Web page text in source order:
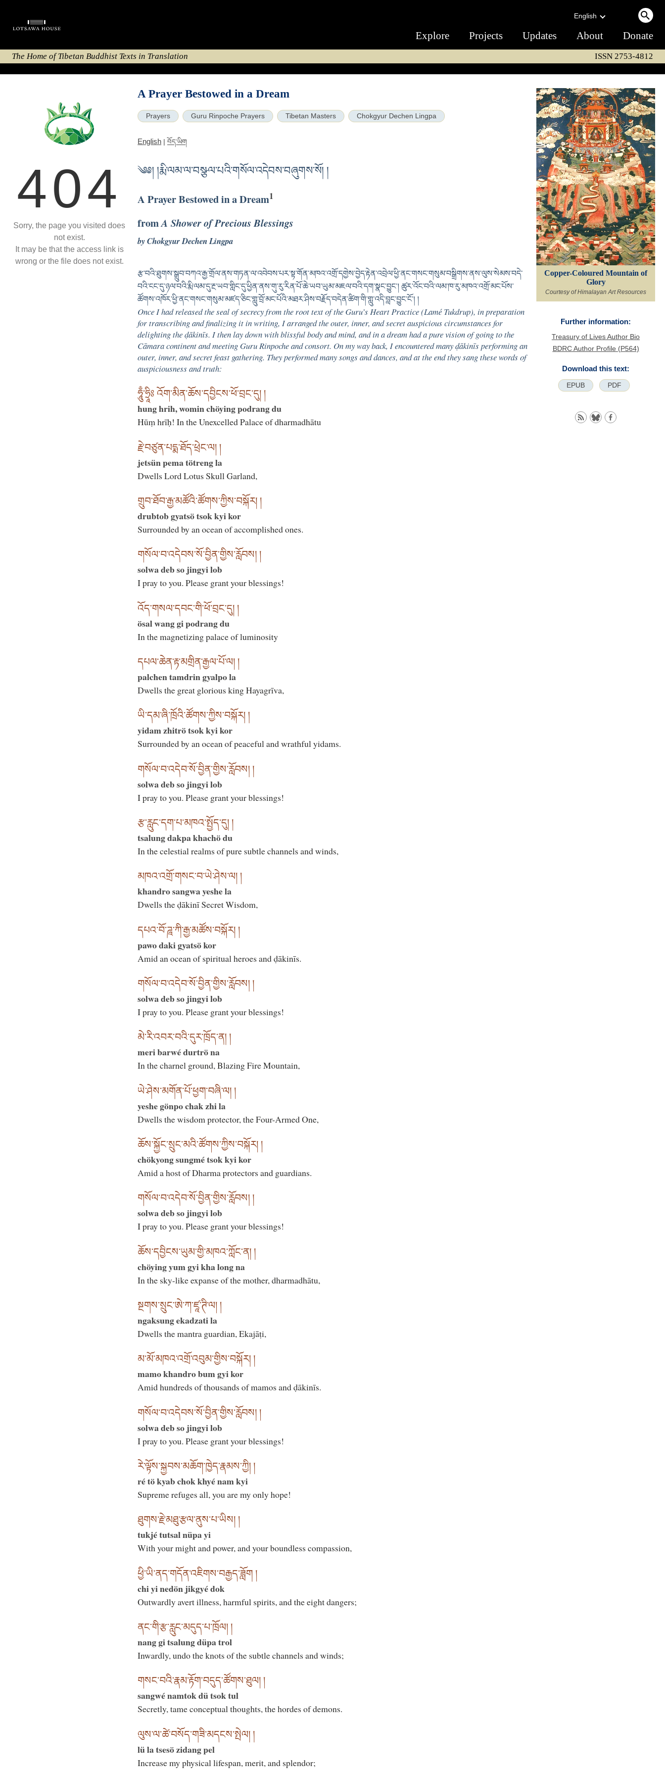
English
Explore Projects Updates About Donate
The Home of Tibetan Buddhist Texts in Translation ISSN 2753-4812
404
Sorry, the page you visited does
not exist.
It may be that the access link is
wrong or the file does not exist.
A Prayer Bestowed in a Dream
Prayers Guru Rinpoche Prayers Tibetan Masters Chokgyur Dechen Lingpa
English | བོད་ཡིག
༄༅། །རྨི་ལམ་ལ་བསྩལ་པའི་གསོལ་འདེབས་བཞུགས་སོ། །
A Prayer Bestowed in a Dream1
fromA Shower of Precious Blessings
by Chokgyur Dechen Lingpa
རྩ་བའི་ཐུགས་སྒྲུབ་བཀའ་རྒྱ་གྲོལ་ནས་གཏན་ལ་འབེབས་པར་སྟ་གོན་མཁའ་འགྲོ་དགྱེས་བྱེད་རྟེན་འབྲེལ་ཕྱི་ནང་གསང་གསུམ་བསྒྲིགས་ནས་ལུས་སེམས་བདེ་
བའི་ངང་དུ་ཉལ་བའི་རྨི་ལམ་དུ་རྔ་ཡབ་གླིང་དུ་ཕྱིན་ནས་གུ་རུ་རིན་པོ་ཆེ་ཡབ་ཡུམ་མཇལ་བའི་དག་སྣང་བྱུང་། ཚུར་འོང་བའི་ལམ་ཁ་རུ་མཁའ་འགྲོ་མང་པོས་
ཚོགས་འཁོར་ཕྱི་ནང་གསང་གསུམ་མཛད་ཅིང་གླུ་བྲོ་མང་པོའི་མཐར་ཤིས་བརྗོད་བདེན་ཚིག་གི་གླུ་འདི་བླང་བྱུང་ངོ་། །
Once I had released the seal of secrecy from the root text of the Guru’s Heart Practice (Lamé Tukdrup), in preparation
for transcribing and finalizing it in writing, I arranged the outer, inner, and secret auspicious circumstances for
delighting the ḍākinīs. I then lay down with blissful body and mind, and in a dream had a pure vision of going to the
Cāmara continent and meeting Guru Rinpoche and consort. On my way back, I encountered many ḍākinīs performing an
outer, inner, and secret feast gathering. They performed many songs and dances, and at the end they sang these words of
auspiciousness and truth:
ཧཱུྃ་ཧྲཱིཿ འོག་མིན་ཆོས་དབྱིངས་ཕོ་བྲང་དུ། །
hung hrih, womin chöying podrang du
Hūṃ hrīḥ! In the Unexcelled Palace of dharmadhātu
རྗེ་བཙུན་པདྨ་ཐོད་ཕྲེང་ལ། །
jetsün pema tötreng la
Dwells Lord Lotus Skull Garland,
གྲུབ་ཐོབ་རྒྱ་མཚོའི་ཚོགས་ཀྱིས་བསྐོར། །
drubtob gyatsö tsok kyi kor
Surrounded by an ocean of accomplished ones.
གསོལ་བ་འདེབས་སོ་བྱིན་གྱིས་རློབས། །
solwa deb so jingyi lob
I pray to you. Please grant your blessings!
འོད་གསལ་དབང་གི་ཕོ་བྲང་དུ། །
ösal wang gi podrang du
In the magnetizing palace of luminosity
དཔལ་ཆེན་རྟ་མགྲིན་རྒྱལ་པོ་ལ། །
palchen tamdrin gyalpo la
Dwells the great glorious king Hayagrīva,
ཡི་དམ་ཞི་ཁྲོའི་ཚོགས་ཀྱིས་བསྐོར། །
yidam zhitrö tsok kyi kor
Surrounded by an ocean of peaceful and wrathful yidams.
གསོལ་བ་འདེབ་སོ་བྱིན་གྱིས་རློབས། །
solwa deb so jingyi lob
I pray to you. Please grant your blessings!
རྩ་རླུང་དག་པ་མཁའ་སྤྱོད་དུ། །
tsalung dakpa khachö du
In the celestial realms of pure subtle channels and winds,
མཁའ་འགྲོ་གསང་བ་ཡེ་ཤེས་ལ། །
khandro sangwa yeshe la
Dwells the ḍākinī Secret Wisdom,
དཔའ་བོ་ཌཱ་ཀི་རྒྱ་མཚོས་བསྐོར། །
pawo daki gyatsö kor
Amid an ocean of spiritual heroes and ḍākinīs.
གསོལ་བ་འདེབ་སོ་བྱིན་གྱིས་རློབས། །
solwa deb so jingyi lob
I pray to you. Please grant your blessings!
མེ་རི་འབར་བའི་དུར་ཁྲོད་ན། །
meri barwé durtrö na
In the charnel ground, Blazing Fire Mountain,
ཡེ་ཤེས་མགོན་པོ་ཕྱག་བཞི་ལ། །
yeshe gönpo chak zhi la
Dwells the wisdom protector, the Four-Armed One,
ཆོས་སྐྱོང་སྲུང་མའི་ཚོགས་ཀྱིས་བསྐོར། །
chökyong sungmé tsok kyi kor
Amid a host of Dharma protectors and guardians.
གསོལ་བ་འདེབ་སོ་བྱིན་གྱིས་རློབས། །
solwa deb so jingyi lob
I pray to you. Please grant your blessings!
ཆོས་དབྱིངས་ཡུམ་གྱི་མཁའ་ཀློང་ན། །
chöying yum gyi kha long na
In the sky-like expanse of the mother, dharmadhātu,
སྔགས་སྲུང་ཨེ་ཀ་ཛཱ་ཊི་ལ། །
ngaksung ekadzati la
Dwells the mantra guardian, Ekajāṭi,
མ་མོ་མཁའ་འགྲོ་འབུམ་གྱིས་བསྐོར། །
mamo khandro bum gyi kor
Amid hundreds of thousands of mamos and ḍākinīs.
གསོལ་བ་འདེབས་སོ་བྱིན་གྱིས་རློབས། །
solwa deb so jingyi lob
I pray to you. Please grant your blessings!
རེ་ལྟོས་སྐྱབས་མཆོག་ཁྱེད་རྣམས་ཀྱི། །
ré tö kyab chok khyé nam kyi
Supreme refuges all, you are my only hope!
ཐུགས་རྗེ་མཐུ་རྩལ་ནུས་པ་ཡིས། །
tukjé tutsal nüpa yi
With your might and power, and your boundless compassion,
ཕྱི་ཡི་ནད་གདོན་འཇིགས་བརྒྱད་ཟློག །
chi yi nedön jikgyé dok
Outwardly avert illness, harmful spirits, and the eight dangers;
ནང་གི་རྩ་རླུང་མདུད་པ་ཁྲོལ། །
nang gi tsalung düpa trol
Inwardly, undo the knots of the subtle channels and winds;
གསང་བའི་རྣམ་རྟོག་བདུད་ཚོགས་ཐུལ། །
sangwé namtok dü tsok tul
Secretly, tame conceptual thoughts, the hordes of demons.
ལུས་ལ་ཚེ་བསོད་གཟི་མདངས་སྤེལ། །
lü la tsesö zidang pel
Increase my physical lifespan, merit, and splendor;
Copper-Coloured Mountain of
Glory
Courtesy of Himalayan Art Resources
Further information:
Treasury of Lives Author Bio
BDRC Author Profile (P564)
Download this text:
EPUB PDF